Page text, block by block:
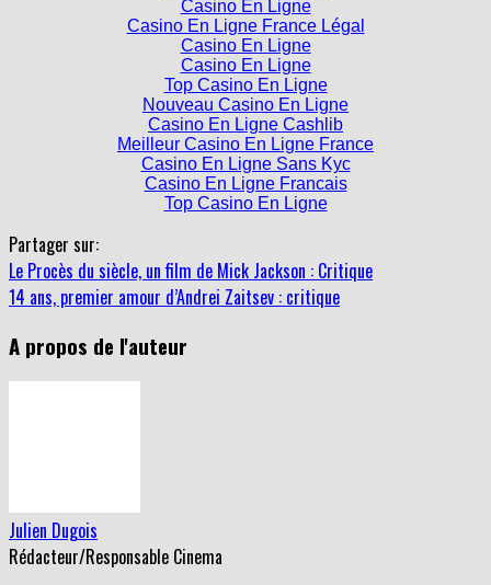
Casino En Ligne
Casino En Ligne France Légal
Casino En Ligne
Casino En Ligne
Top Casino En Ligne
Nouveau Casino En Ligne
Casino En Ligne Cashlib
Meilleur Casino En Ligne France
Casino En Ligne Sans Kyc
Casino En Ligne Francais
Top Casino En Ligne
Partager sur:
Le Procès du siècle, un film de Mick Jackson : Critique
14 ans, premier amour d’Andrei Zaitsev : critique
A propos de l'auteur
Julien Dugois
Rédacteur/Responsable Cinema